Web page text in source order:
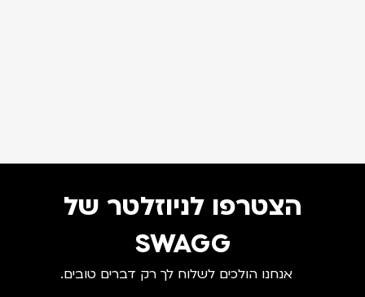
הצטרפו לניוזלטר של
SWAGG
אנחנו הולכים לשלוח לך רק דברים טובים.